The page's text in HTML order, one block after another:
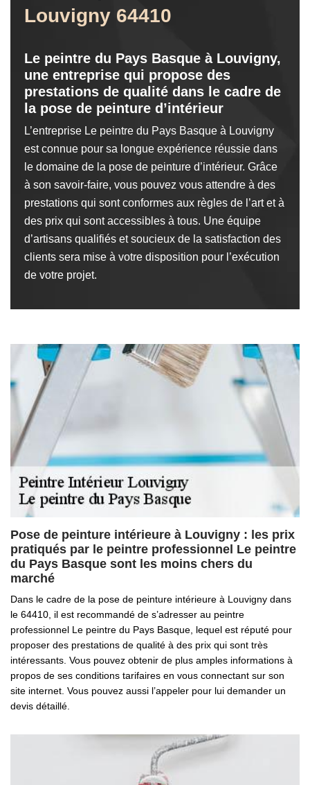
Louvigny 64410
Le peintre du Pays Basque à Louvigny,
une entreprise qui propose des
prestations de qualité dans le cadre de
la pose de peinture d’intérieur
L’entreprise Le peintre du Pays Basque à Louvigny
est connue pour sa longue expérience réussie dans
le domaine de la pose de peinture d’intérieur. Grâce
à son savoir-faire, vous pouvez vous attendre à des
prestations qui sont conformes aux règles de l’art et à
des prix qui sont accessibles à tous. Une équipe
d’artisans qualifiés et soucieux de la satisfaction des
clients sera mise à votre disposition pour l’exécution
de votre projet.
Pose de peinture intérieure à Louvigny : les prix
pratiqués par le peintre professionnel Le peintre
du Pays Basque sont les moins chers du
marché
Dans le cadre de la pose de peinture intérieure à Louvigny dans
le 64410, il est recommandé de s’adresser au peintre
professionnel Le peintre du Pays Basque, lequel est réputé pour
proposer des prestations de qualité à des prix qui sont très
intéressants. Vous pouvez obtenir de plus amples informations à
propos de ses conditions tarifaires en vous connectant sur son
site internet. Vous pouvez aussi l’appeler pour lui demander un
devis détaillé.